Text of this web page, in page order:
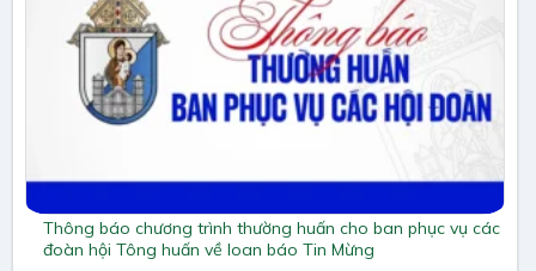
Thông báo chương trình thường huấn cho ban phục vụ các
đoàn hội Tông huấn về loan báo Tin Mừng